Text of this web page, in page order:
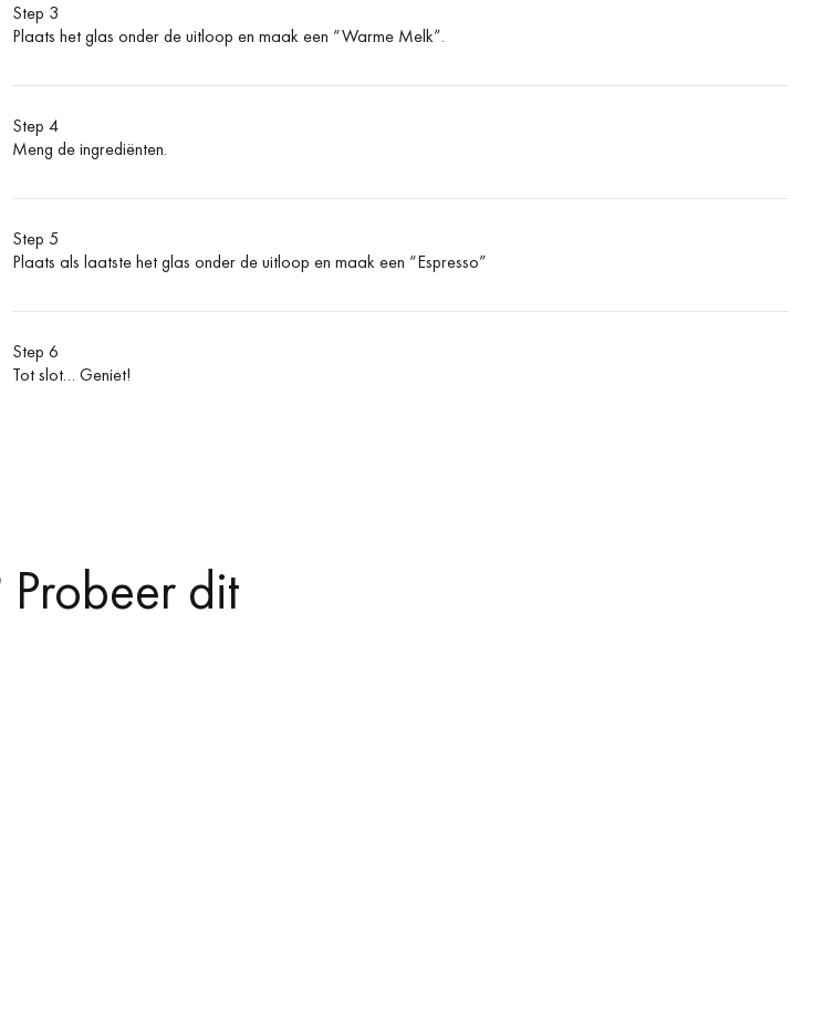
Step 3
Plaats het glas onder de uitloop en maak een “Warme Melk”.
Step 4
Meng de ingrediënten.
Step 5
Plaats als laatste het glas onder de uitloop en maak een “Espresso”
Step 6
Tot slot… Geniet!
dit